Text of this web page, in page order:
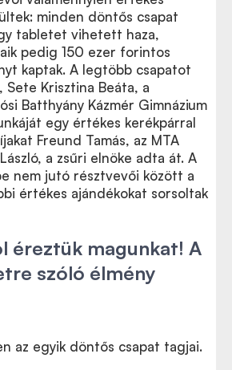
minden döntős csapat
tabletet vihetett haza,
pedig 150 ezer forintos
kaptak. A legtöbb csapatot
Sete Krisztina Beáta, a
Batthyány Kázmér Gimnázium
egy értékes kerékpárral
Freund Tamás, az MTA
a zsűri elnöke adta át. A
nem jutó résztvevői között a
értékes ajándékokat sorsoltak
éreztük magunkat! A
szóló élmény
az egyik döntős csapat tagjai.